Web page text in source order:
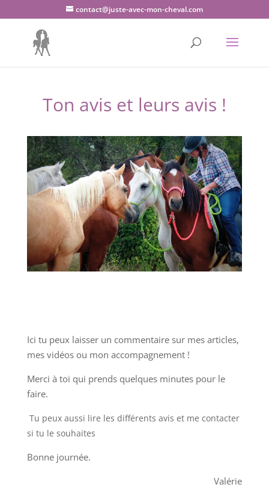
contact@juste-avec-mon-cheval.com
Ton avis et leurs avis !
Ici tu peux laisser un commentaire sur mes articles,
mes vidéos ou mon accompagnement !
Merci à toi qui prends quelques minutes pour le
faire.
Tu peux aussi lire les différents avis et me contacter
si tu le souhaites
Bonne journée.
Valérie